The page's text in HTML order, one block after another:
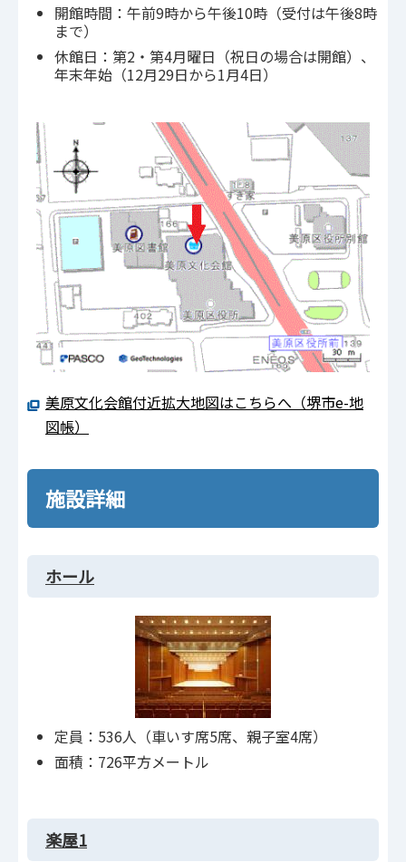
開館時間：午前9時から午後10時（受付は午後8時
まで）
休館日：第2・第4月曜日（祝日の場合は開館）、
年末年始（12月29日から1月4日）
美原文化会館付近拡大地図はこちらへ（堺市e-地
図帳）
施設詳細
ホール
定員：536人（車いす席5席、親子室4席）
面積：726平方メートル
楽屋1